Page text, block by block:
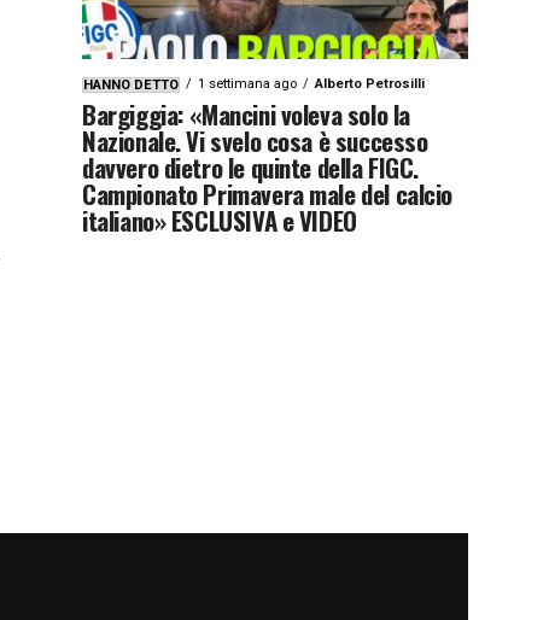
HANNO DETTO 1 settimana ago Alberto Petrosilli
Bargiggia: «Mancini voleva solo la
Nazionale. Vi svelo cosa è successo
davvero dietro le quinte della FIGC.
Campionato Primavera male del calcio
italiano» ESCLUSIVA e VIDEO